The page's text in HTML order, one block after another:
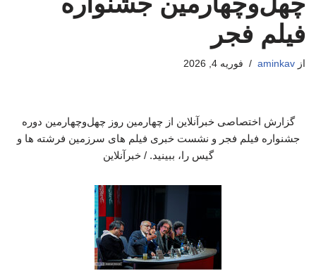
فیلم فجر
از aminkav فوریه 4, 2026
گزارش اختصاصی خبرآنلاین از چهارمین روز چهل‌وچهارمین دوره
جشنواره فیلم فجر و نشست خبری فیلم های سرزمین فرشته ها و
گیس را، ببینید. / خبرآنلاین